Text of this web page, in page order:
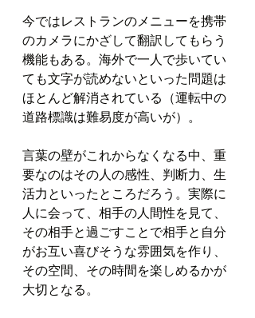
今ではレストランのメニューを携帯
のカメラにかざして翻訳してもらう
機能もある。海外で一人で歩いてい
ても文字が読めないといった問題は
ほとんど解消されている（運転中の
道路標識は難易度が高いが）。
言葉の壁がこれからなくなる中、重
要なのはその人の感性、判断力、生
活力といったところだろう。実際に
人に会って、相手の人間性を見て、
その相手と過ごすことで相手と自分
がお互い喜びそうな雰囲気を作り、
その空間、その時間を楽しめるかが
大切となる。